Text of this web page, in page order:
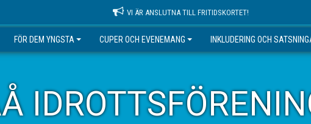
VI ÄR ANSLUTNA TILL FRITIDSKORTET!
FÖR DEM YNGSTA CUPER OCH EVENEMANG INKLUDERING OCH